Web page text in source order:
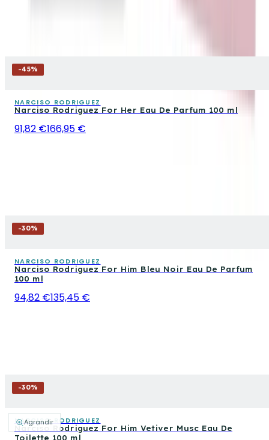
Agrandir
-45%
NARCISO RODRIGUEZ
Narciso Rodriguez For Her Eau De Parfum 100 ml
91,82 €166,95 €
-30%
NARCISO RODRIGUEZ
Narciso Rodriguez For Him Bleu Noir Eau De Parfum
100 ml
94,82 €135,45 €
-30%
NARCISO RODRIGUEZ
Narciso Rodriguez For Him Vetiver Musc Eau De
Toilette 100 ml